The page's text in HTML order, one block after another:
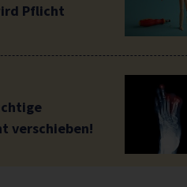
Pflicht
verschieben!